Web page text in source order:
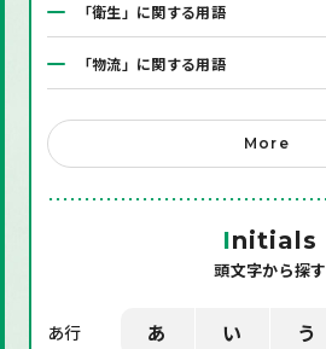
「衛生」に関する用語
「物流」に関する用語
「システム」に関する用語
「店舗備品」に関する用語
「環境」に関する用語
「業界用語」に関する用語
More
Initials
頭文字から探す
あ行 あ い う